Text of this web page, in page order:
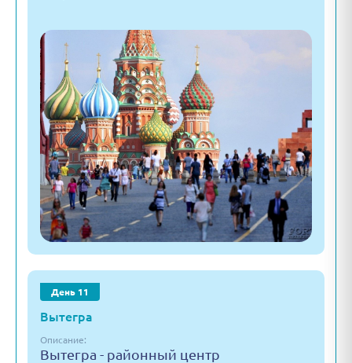
День 11
Вытегра
Описание:
Вытегра - районный центр